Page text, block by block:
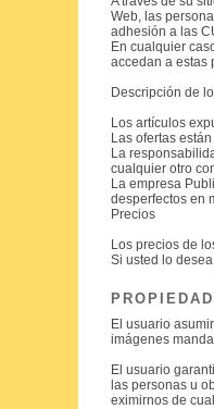
Web, las
adhesión a las
En cualquier
accedan a estas
Descripción de
Los artículos
Las ofertas
La
cualquier otro
La empresa
desperfectos en
Precios
Los precios de
Si usted lo
El usuario
imágenes
El usuario
las personas u
eximirnos de